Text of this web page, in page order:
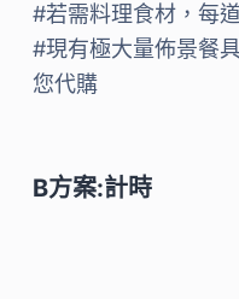
#若需料理食材，每
#現有極大量佈景餐
您代購
B方案:計時